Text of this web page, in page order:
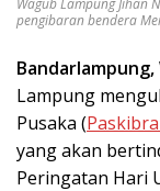
pengibaran bendera
Lampung
Pusaka (
yang akan
Peringatan Hari